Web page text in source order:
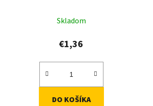
Skladom
€1,36
DO KOŠÍKA